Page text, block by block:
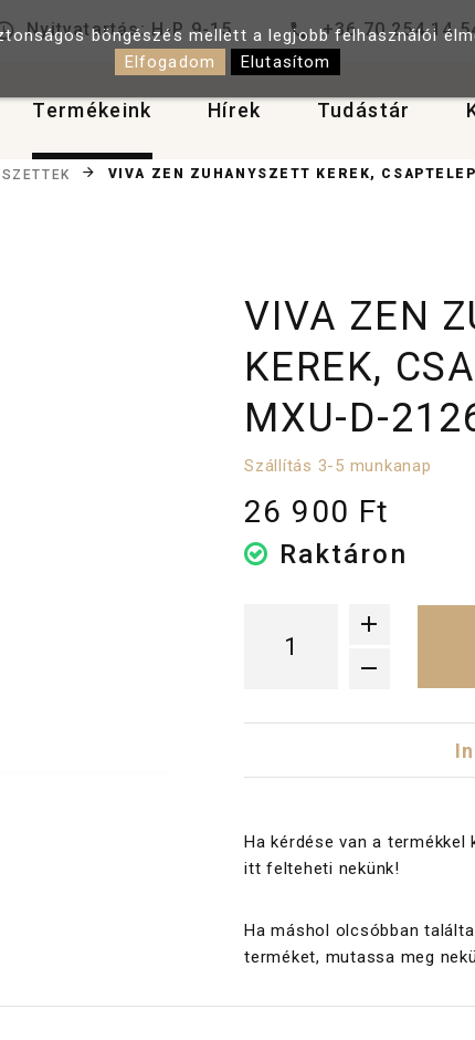
Nyitvatartás: H-P 9-15 +36 70 254 14
Termékeink Hírek Tudástár
VIVA ZEN ZUHANYSZETT KEREK,
VIVA ZEN
KEREK,
MXU-D-
Szállítás 3-5 munkanap
26 900 Ft
Raktáron
Ha kérdése van a termékkel
itt felteheti nekünk!
Ha máshol olcsóbban
terméket, mutassa meg
böngészés mellett a legjobb felhasználói
Elfogadom
Elutasítom